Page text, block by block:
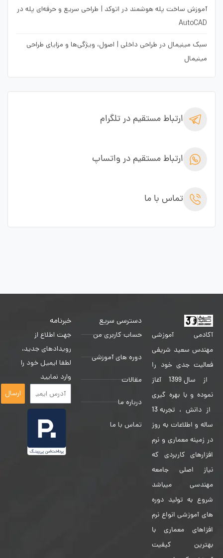
آموزش ساخت پله هوشمند در اتوکد | طراحی سریع و حرفه‌ای پله در
AutoCAD
سبک مینیمال در طراحی داخلی | اصول، ویژگی‌ها و مزایای طراحی
مینیمال
ارتباط مستقیم در تلگرام
ارتباط مستقیم در واتساپ
تماس با ما
آکادمی آموزشی
مهندس سعید شریفی
فعالیت جدی خود را
از سال 1399 آغاز
نموده و با بهره گیری
از دانش ، تجربه 13
ساله و اطلاعات به روز
در زمینه معماری و نرم
افزارهای کاربردی که
نیاز اصلی جامعه
مهندسی میباشد
شروع به تولید دوره
های آموزشی انواع نرم
افزاهای معماری با
بهترین کیفیت
دسترسی سریع
حساب کاربری من
دوره های آموزشی
مقالات
درباره ما
تماس با ما
خبرنامه
جهت اطلاع از
رویدادهای جدید،
لطفا ایمیل خود را
وارد نمایید
ارسال